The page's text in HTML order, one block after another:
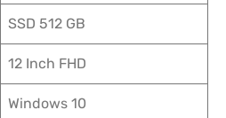
SSD 512 GB
12 Inch FHD
Windows 10